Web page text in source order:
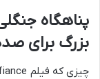
پناهگاه
بزرگ برای